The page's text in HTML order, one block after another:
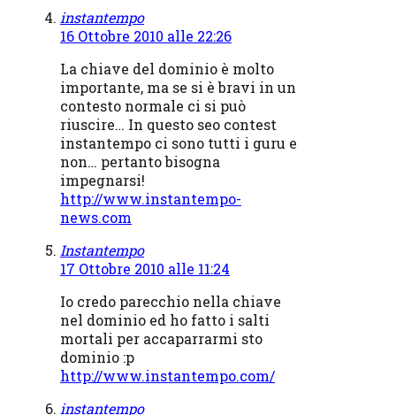
instantempo
16 Ottobre 2010 alle 22:26
La chiave del dominio è molto
importante, ma se si è bravi in un
contesto normale ci si può
riuscire… In questo seo contest
instantempo ci sono tutti i guru e
non… pertanto bisogna
impegnarsi!
http://www.instantempo-
news.com
Instantempo
17 Ottobre 2010 alle 11:24
Io credo parecchio nella chiave
nel dominio ed ho fatto i salti
mortali per accaparrarmi sto
dominio :p
http://www.instantempo.com/
instantempo